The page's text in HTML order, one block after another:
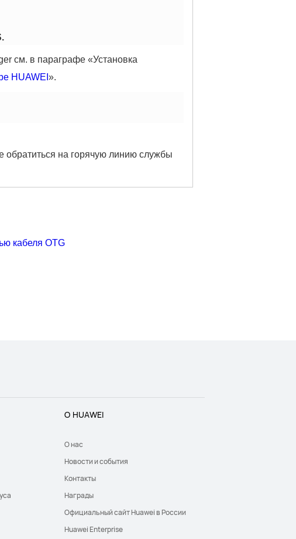
см. в параграфе «Установка
HUAWEI ».
обратиться на горячую линию службы
кабеля OTG
О HUAWEI
О нас
Новости и события
Контакты
Награды
Официальный сайт Huawei в России
Huawei Enterprise